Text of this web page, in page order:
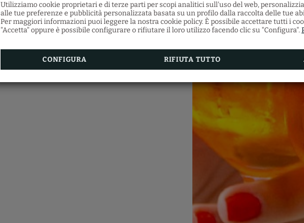
Utilizziamo cookie proprietari e di terze parti per scopi analitici sull'uso del web,
alle tue preferenze e pubblicità personalizzata basata su un profilo dalla raccolta delle tue
Per maggiori informazioni puoi leggere la nostra cookie policy. È possibile accettare tutti i
"Accetta" oppure è possibile configurare o rifiutare il loro utilizzo facendo clic su "Configura".
CONFIGURA RIFIUTA TUTTO
Ristorante Santa
Scopri la gastronomia veneziana presso il
Ristorante Ostaria Santa Fosca, dove potrai
vasta varietà di piatti tipici della cucina regionale con
prenotazione della tua camera sul nostro sito